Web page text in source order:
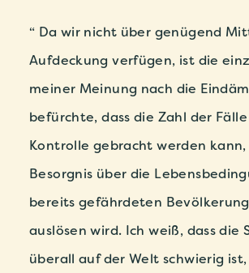
“ Da wir nicht über genügend
Aufdeckung verfügen, ist die
meiner Meinung nach die
befürchte, dass die Zahl der
Kontrolle gebracht werden kann,
Besorgnis über die
bereits gefährdeten
auslösen wird. Ich weiß, dass die
überall auf der Welt schwierig